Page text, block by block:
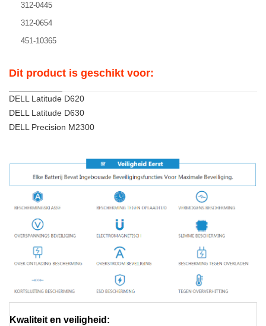
312-0445
312-0654
451-10365
Dit product is geschikt voor:
DELL Latitude D620
DELL Latitude D630
DELL Precision M2300
Kwaliteit en veiligheid: